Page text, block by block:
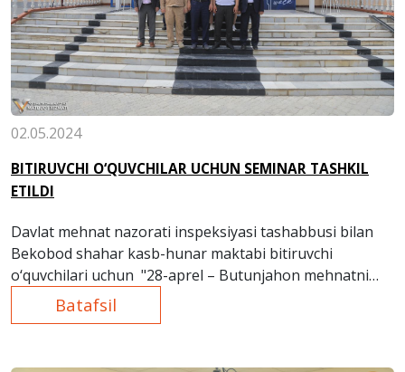
02.05.2024
BITIRUVCHI O‘QUVCHILAR UCHUN SEMINAR TASHKIL
ETILDI
Davlat mehnat nazorati inspeksiyasi tashabbusi bilan
Bekobod shahar kasb-hunar maktabi bitiruvchi
o‘quvchilari uchun "28-aprel – Butunjahon mehnatni
muhofaza qilish kuni" munosabati bilan foydali seminar
tashkil qilindi.
Batafsil